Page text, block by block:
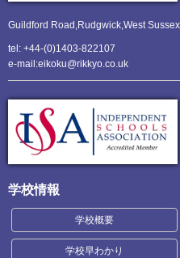
Guildford Road,Rudgwick,West
tel: +44-(0)1403-822107
e-mail:eikoku@rikkyo.co.uk
学校情報
学校概要
学校早わかり